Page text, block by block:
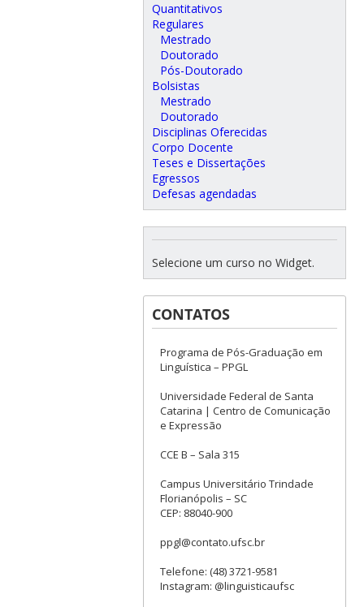
Quantitativos
Regulares
Mestrado
Doutorado
Pós-Doutorado
Bolsistas
Mestrado
Doutorado
Disciplinas Oferecidas
Corpo Docente
Teses e Dissertações
Egressos
Defesas agendadas
Selecione um curso no Widget.
CONTATOS
Programa de Pós-Graduação em
Linguística – PPGL
Universidade Federal de Santa
Catarina | Centro de Comunicação
e Expressão
CCE B – Sala 315
Campus Universitário Trindade
Florianópolis – SC
CEP: 88040-900
ppgl@contato.ufsc.br
Telefone: (48) 3721-9581
Instagram: @linguisticaufsc